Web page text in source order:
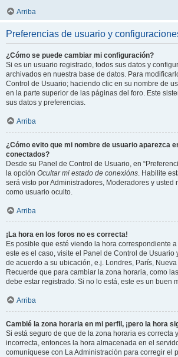
Arriba
Preferencias de usuario y
¿Cómo se puede cambiar mi configuración?
Si es un usuario registrado, todos sus datos y
archivados en nuestra base de datos. Para
Control de Usuario; haciendo clic en su nombre de
en la parte superior de las páginas del foro. Este
sus datos y preferencias.
Arriba
¿Cómo evito que mi nombre de usuario aparezca
conectados?
Desde su Panel de Control de Usuario, en
la opción Ocultar mi estado de conexións. Habilite
será visto por Administradores, Moderadores y usted
como usuario oculto.
Arriba
¡La hora en los foros no es correcta!
Es posible que esté viendo la hora correspondiente
este es el caso, visite el Panel de Control de Usuario
de acuerdo a su ubicación, e.j. Londres, París, Nueva
Recuerde que para cambiar la zona horaria, como
debe estar registrado. Si no lo está, este es un buen
Arriba
Cambié la zona horaria en mi perfil, ¡pero la hora
Si está seguro de que de la zona horaria es correcta
incorrecta, entonces la hora almacenada en el
comuníquese con La Administración para corregir el